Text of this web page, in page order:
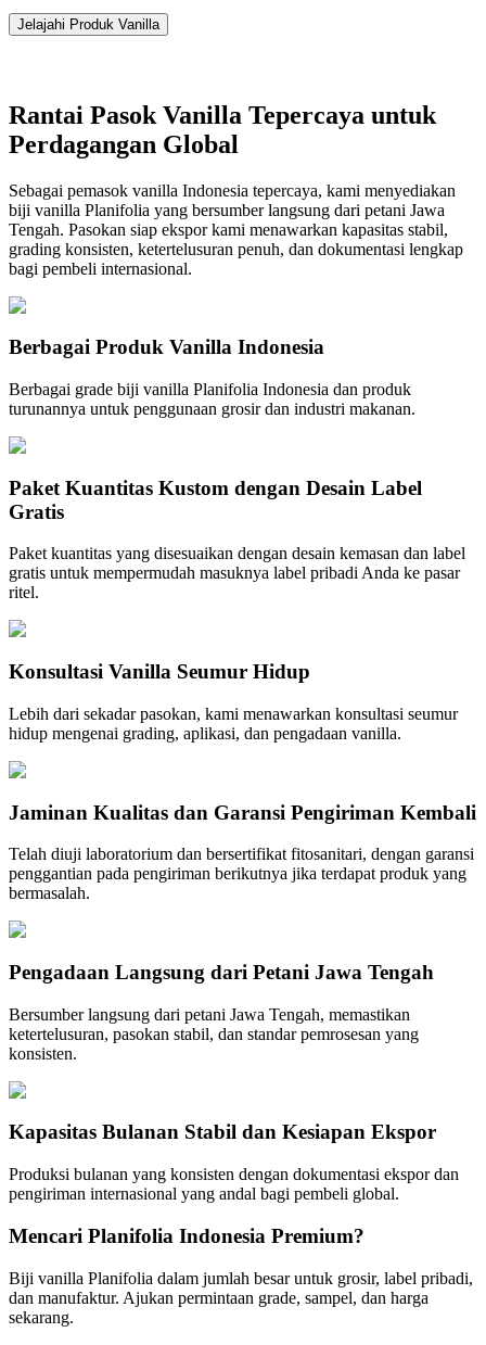
Jelajahi Produk Vanilla
Rantai Pasok Vanilla Tepercaya untuk
Perdagangan Global
Sebagai pemasok vanilla Indonesia tepercaya, kami menyediakan
biji vanilla Planifolia yang bersumber langsung dari petani Jawa
Tengah. Pasokan siap ekspor kami menawarkan kapasitas stabil,
grading konsisten, ketertelusuran penuh, dan dokumentasi lengkap
bagi pembeli internasional.
Berbagai Produk Vanilla Indonesia
Berbagai grade biji vanilla Planifolia Indonesia dan produk
turunannya untuk penggunaan grosir dan industri makanan.
Paket Kuantitas Kustom dengan Desain Label
Gratis
Paket kuantitas yang disesuaikan dengan desain kemasan dan label
gratis untuk mempermudah masuknya label pribadi Anda ke pasar
ritel.
Konsultasi Vanilla Seumur Hidup
Lebih dari sekadar pasokan, kami menawarkan konsultasi seumur
hidup mengenai grading, aplikasi, dan pengadaan vanilla.
Jaminan Kualitas dan Garansi Pengiriman Kembali
Telah diuji laboratorium dan bersertifikat fitosanitari, dengan garansi
penggantian pada pengiriman berikutnya jika terdapat produk yang
bermasalah.
Pengadaan Langsung dari Petani Jawa Tengah
Bersumber langsung dari petani Jawa Tengah, memastikan
ketertelusuran, pasokan stabil, dan standar pemrosesan yang
konsisten.
Kapasitas Bulanan Stabil dan Kesiapan Ekspor
Produksi bulanan yang konsisten dengan dokumentasi ekspor dan
pengiriman internasional yang andal bagi pembeli global.
Mencari Planifolia Indonesia Premium?
Biji vanilla Planifolia dalam jumlah besar untuk grosir, label pribadi,
dan manufaktur. Ajukan permintaan grade, sampel, dan harga
sekarang.